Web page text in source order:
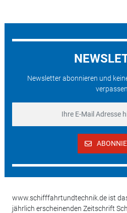
Newsletter abonnieren und
www.schifffahrtundtechnik.de ist
jährlich erscheinenden Zeitschrift